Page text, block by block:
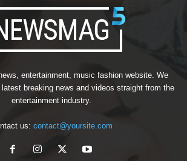
entertainment, music fashion website. We
breaking news and videos straight from the
entertainment industry.
us: contact@yoursite.com